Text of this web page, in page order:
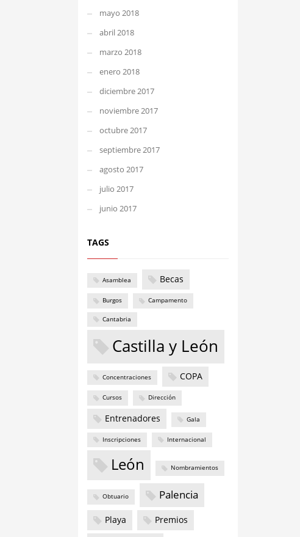
mayo 2018
abril 2018
marzo 2018
enero 2018
diciembre 2017
noviembre 2017
octubre 2017
septiembre 2017
agosto 2017
julio 2017
junio 2017
TAGS
Asamblea Becas
Burgos Campamento
Cantabria
Castilla y León
Concentraciones COPA
Cursos Dirección
Entrenadores Gala
Inscripciones Internacional
León Nombramientos
Obtuario Palencia
Playa Premios